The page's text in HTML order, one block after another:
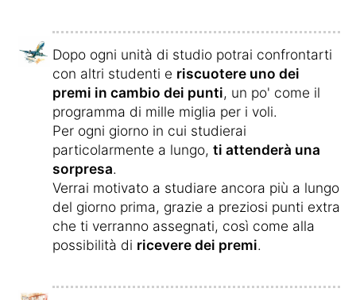
Dopo ogni unità di studio potrai confrontarti
con altri studenti e riscuotere uno dei
premi in cambio dei punti, un po' come il
programma di mille miglia per i voli.
Per ogni giorno in cui studierai
particolarmente a lungo, ti attenderà una
sorpresa.
Verrai motivato a studiare ancora più a lungo
del giorno prima, grazie a preziosi punti extra
che ti verranno assegnati, così come alla
possibilità di ricevere dei premi.